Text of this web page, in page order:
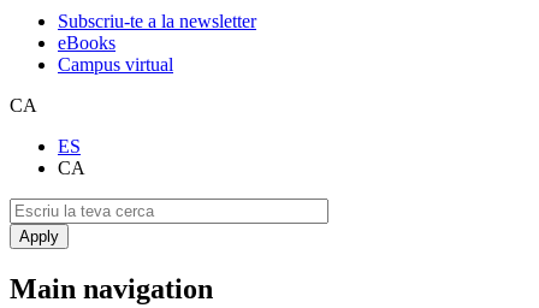
Subscriu-te a la newsletter
eBooks
Campus virtual
CA
ES
CA
Main navigation